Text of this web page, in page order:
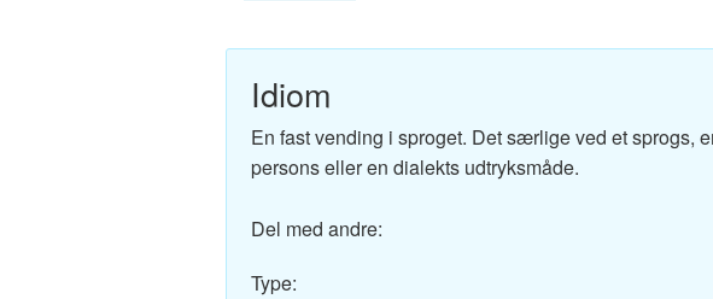
Svensk-Dansk ordbog
Idiom
En fast vending i sproget. Det særlige ved et sprogs,
persons eller en dialekts udtryksmåde.
Del med andre:
Type: